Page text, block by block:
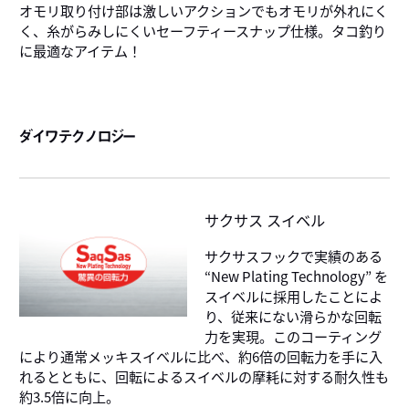
オモリ取り付け部は激しいアクションでもオモリが外れにく
く、糸がらみしにくいセーフティースナップ仕様。タコ釣り
に最適なアイテム！
ダイワテクノロジー
サクサス スイベル
サクサスフックで実績のある
“New Plating Technology” を
スイベルに採用したことによ
り、従来にない滑らかな回転
力を実現。このコーティング
により通常メッキスイベルに比べ、約6倍の回転力を手に入
れるとともに、回転によるスイベルの摩耗に対する耐久性も
約3.5倍に向上。